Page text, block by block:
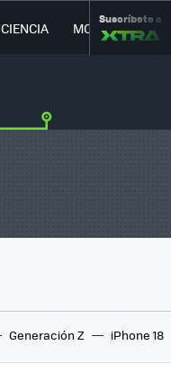
CIENCIA MOVILIDAD
Suscríbete a
Generación Z iPhone 18